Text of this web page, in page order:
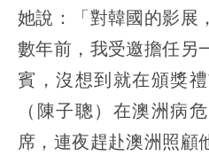
她說：「對韓國的影展
數年前，我受邀擔任另
賓，沒想到就在頒獎
（陳子聰）在澳洲病
席，連夜趕赴澳洲照顧